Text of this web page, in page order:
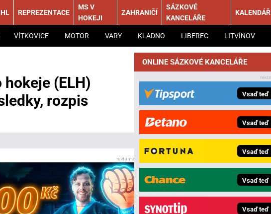
VÍTKOVICE MOTOR VARY KLADNO LIBEREC LITVÍNOV
REPREZENTACE
MS V
HOKEJI
ZAHRANIČÍ
SÁZKOVÉ
KANCELÁŘE
KALENDÁŘ
(ELH)
rozpis
ONLINE SÁZKOVÉ KANCELÁŘE
Vsaď teď
Vsaď teď
Vsaď teď
Vsaď teď
Vsaď teď